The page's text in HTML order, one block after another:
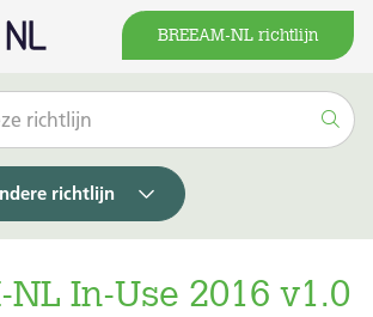
BREEAM-NL richtlijn
richtlijn
NL In-Use 2016 v1.0